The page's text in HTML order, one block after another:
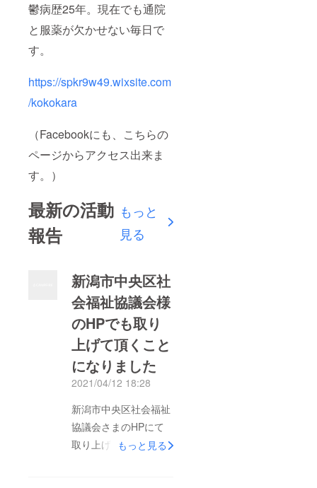
鬱病歴25年。現在でも通院
と服薬が欠かせない毎日で
す。
https://spkr9w49.wixsite.com
/kokokara
（Facebookにも、こちらの
ページからアクセス出来ま
す。）
最新の活動
報告
もっと
見る
新潟市中央区社
会福祉協議会様
のHPでも取り
上げて頂くこと
になりました
2021/04/12 18:28
新潟市中央区社会福祉
協議会さまのHPにて
取り上げて頂くことに
もっと見る